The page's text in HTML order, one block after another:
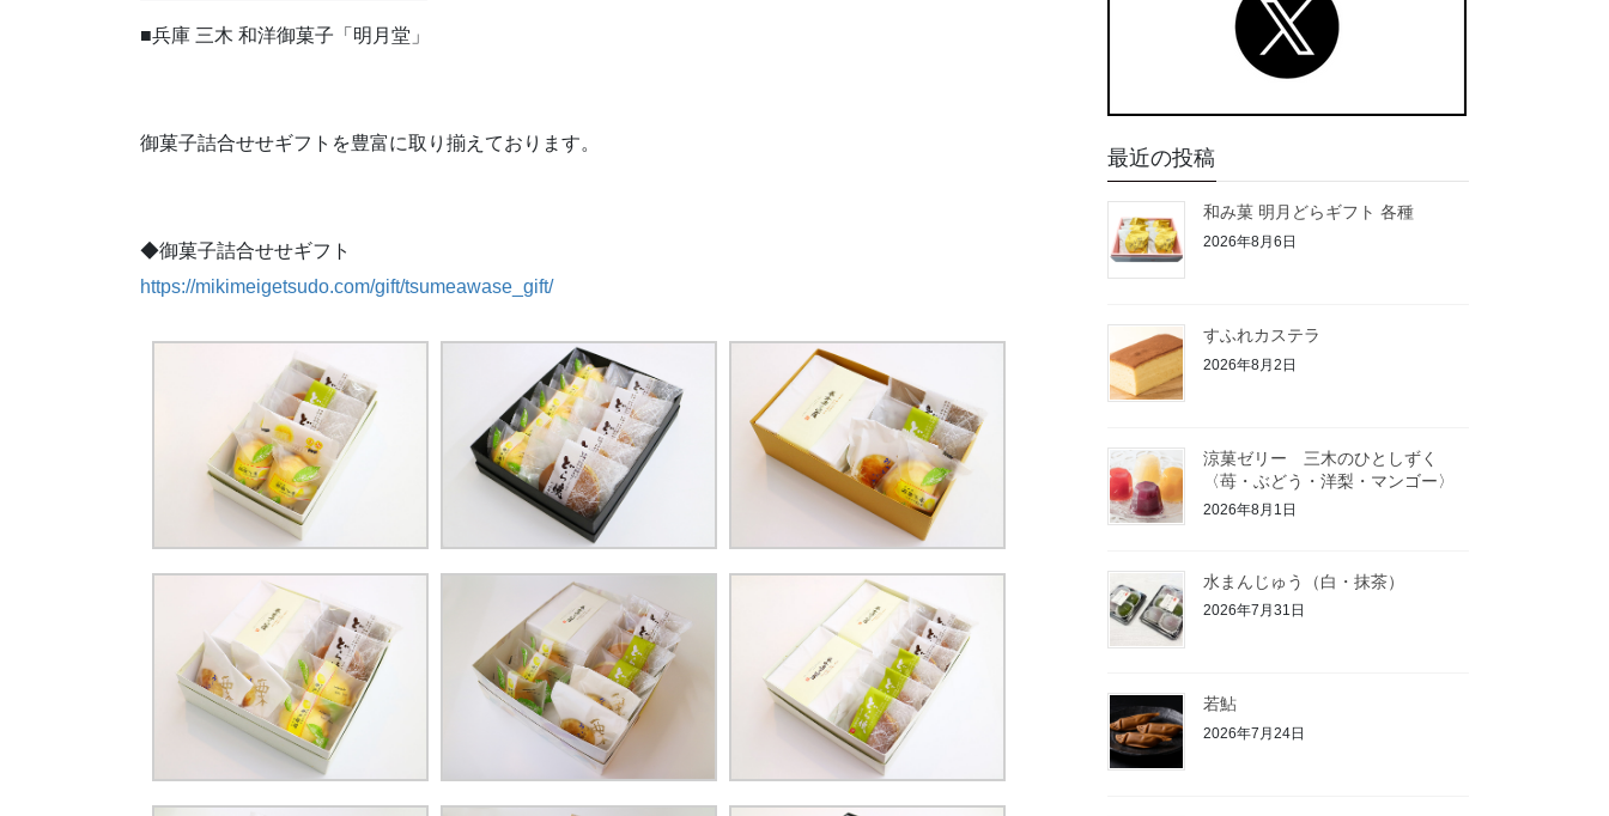
■兵庫 三木 和洋御菓子「明月堂」
御菓子詰合せせギフトを豊富に取り揃えております。
◆御菓子詰合せせギフト
https://mikimeigetsudo.com/gift/tsumeawase_gift/
最近の投稿
和み菓 明月どらギフト 各種
2026年8月6日
すふれカステラ
2026年8月2日
涼菓ゼリー 三木のひとしずく
〈苺・ぶどう・洋梨・マンゴー〉
2026年8月1日
水まんじゅう（白・抹茶）
2026年7月31日
若鮎
2026年7月24日